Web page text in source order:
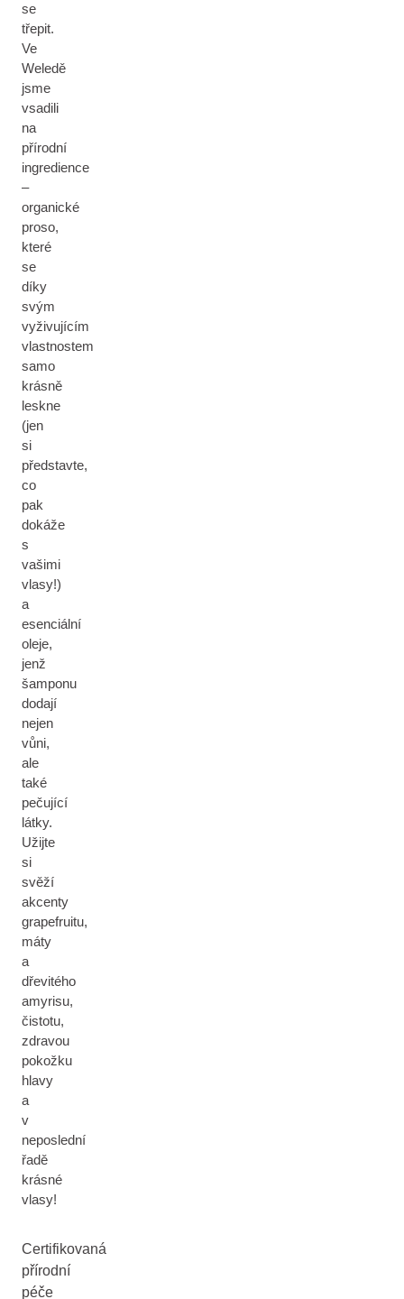
se
třepit.
Ve
Weledě
jsme
vsadili
na
přírodní
ingredience
–
organické
proso,
které
se
díky
svým
vyživujícím
vlastnostem
samo
krásně
leskne
(jen
si
představte,
co
pak
dokáže
s
vašimi
vlasy!)
a
esenciální
oleje,
jenž
šamponu
dodají
nejen
vůni,
ale
také
pečující
látky.
Užijte
si
svěží
akcenty
grapefruitu,
máty
a
dřevitého
amyrisu,
čistotu,
zdravou
pokožku
hlavy
a
v
neposlední
řadě
krásné
vlasy!
Certifikovaná
přírodní
péče